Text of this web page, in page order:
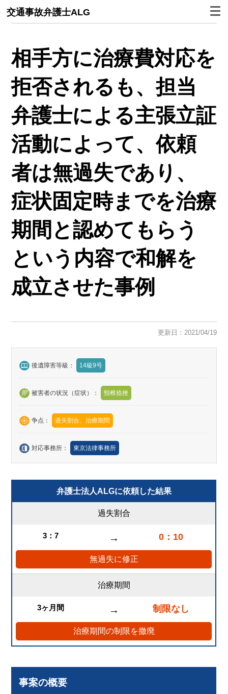
交通事故弁護士ALG
相手方に治療費対応を
拒否されるも、担当
弁護士による主張立証
活動によって、依頼
者は無過失であり、
症状固定時までを治療
期間と認めてもらう
という内容で和解を
成立させた事例
更新日：2021/04/19
後遺障害等級： 14級9号
被害者の状況（症状）： 頸椎捻挫
争点： 過失割合、治療期間
対応事務所： 東京法律事務所
弁護士法人ALGに依頼した結果
過失割合
3：7 → 0：10
無過失に修正
治療期間
3ヶ月間 → 制限なし
治療期間の制限を撤廃
事案の概要